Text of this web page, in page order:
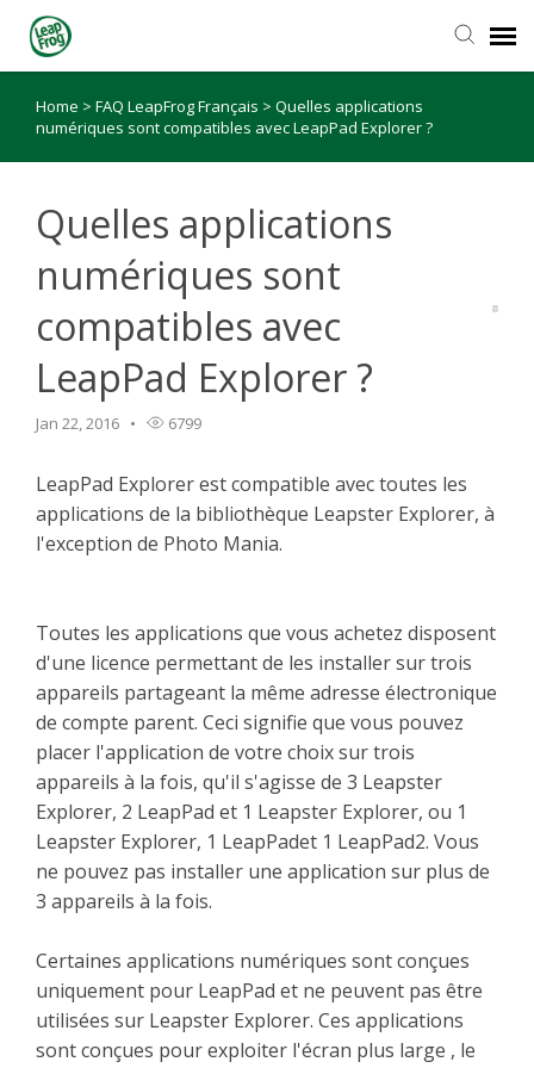
Home > FAQ LeapFrog Français > Quelles applications
numériques sont compatibles avec LeapPad Explorer ?
Quelles applications
numériques sont
compatibles avec
LeapPad Explorer ?
Jan 22, 2016 6799
LeapPad Explorer est compatible avec toutes les
applications de la bibliothèque Leapster Explorer, à
l'exception de Photo Mania.
Toutes les applications que vous achetez disposent
d'une licence permettant de les installer sur trois
appareils partageant la même adresse électronique
de compte parent. Ceci signifie que vous pouvez
placer l'application de votre choix sur trois
appareils à la fois, qu'il s'agisse de 3 Leapster
Explorer, 2 LeapPad et 1 Leapster Explorer, ou 1
Leapster Explorer, 1 LeapPadet 1 LeapPad2. Vous
ne pouvez pas installer une application sur plus de
3 appareils à la fois.
Certaines applications numériques sont conçues
uniquement pour LeapPad et ne peuvent pas être
utilisées sur Leapster Explorer. Ces applications
sont conçues pour exploiter l'écran plus large , le